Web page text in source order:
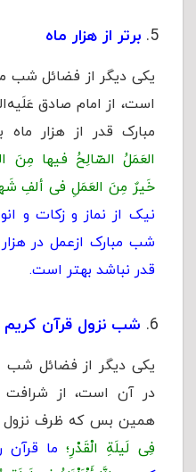
برتر از هزار ماه
یکی دیگر از فضائل شب
است، از امام صادق
مبارک قدر از هزار
العَمَلُ الصّالِحُ فیها مِنَ
خَیرٌ مِنَ العَمَلِ فی ألفِ
نیک از نماز و زکات و
شب مبارک ازعمل در
قدر نباشد بهتر است.
شب نزول قرآن کریم
یکی دیگر از فضائل شب
در آن است، از
همین بس که ظرف نزول
فِى لَیلَةِ الْقَدْرِ؛ما قرآن